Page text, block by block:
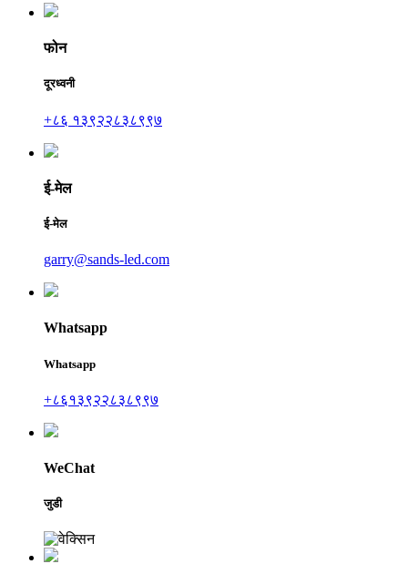
फोन
दूरध्वनी
+८६ १३९२२८३८९९७
ई-मेल
ई-मेल
garry@sands-led.com
Whatsapp
Whatsapp
+८६१३९२२८३८९९७
WeChat
जुडी